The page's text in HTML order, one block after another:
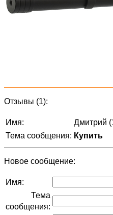
Отзывы (1):
Имя:
Дмитрий
Тема сообщения: Купить
Новое сообщение:
Имя:
Тема
сообщения: